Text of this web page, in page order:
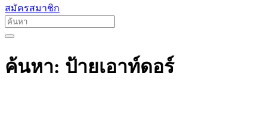
สมัครสมาชิก
ค้นหา: ป้ายเอาท์ดอร์